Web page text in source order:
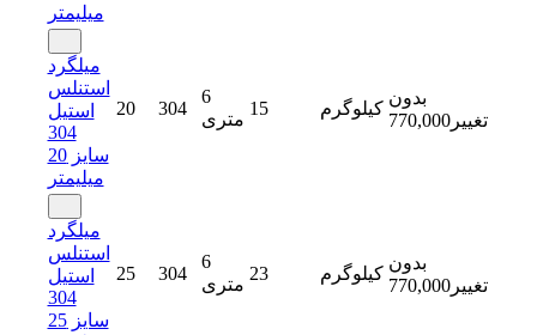
میلیمتر
میلگرد
استنلس
استیل
304
سایز 20
میلیمتر
20 304
6
متری
15 کیلوگرم
بدون
تغییر770,000
میلگرد
استنلس
استیل
304
سایز 25
25 304
6
متری
23 کیلوگرم
بدون
تغییر770,000